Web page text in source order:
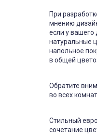
При
мнению
если у вашего
натуральные
напольное
в общей
Обратите
во всех
Стильный
сочетание